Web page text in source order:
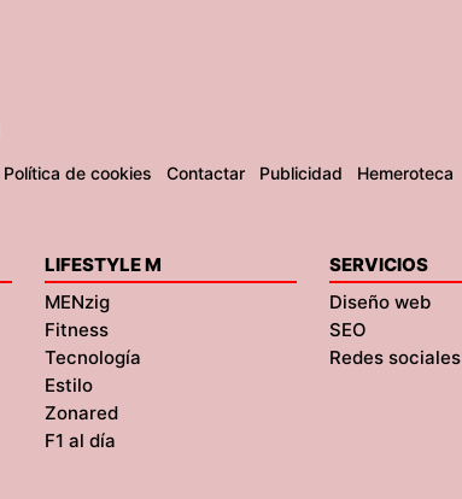
Política de cookies Contactar Publicidad Hemeroteca
LIFESTYLE M
MENzig
Fitness
Tecnología
Estilo
Zonared
F1 al día
SERVICIOS
Diseño web
SEO
Redes sociales